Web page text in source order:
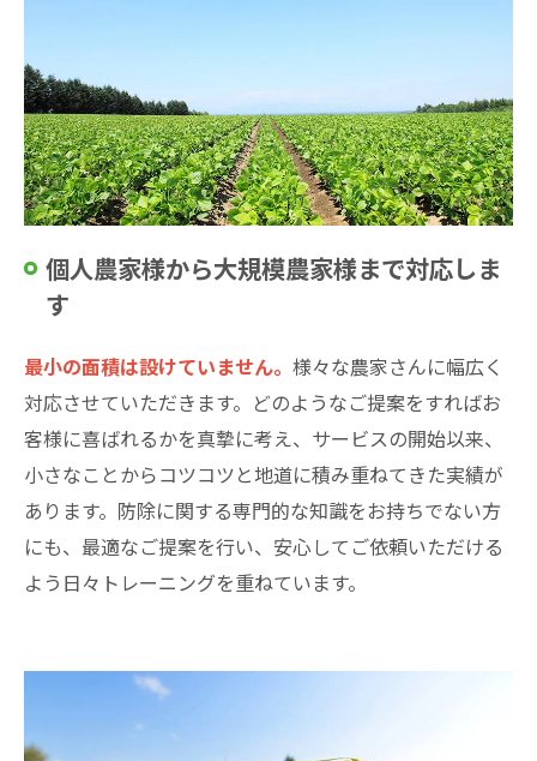
個人農家様から大規模農家様まで対応しま
す
最小の面積は設けていません。 様々な農家さんに幅広く
対応させていただきます。どのようなご提案をすればお
客様に喜ばれるかを真摯に考え、サービスの開始以来、
小さなことからコツコツと地道に積み重ねてきた実績が
あります。防除に関する専門的な知識をお持ちでない方
にも、最適なご提案を行い、安心してご依頼いただける
よう日々トレーニングを重ねています。